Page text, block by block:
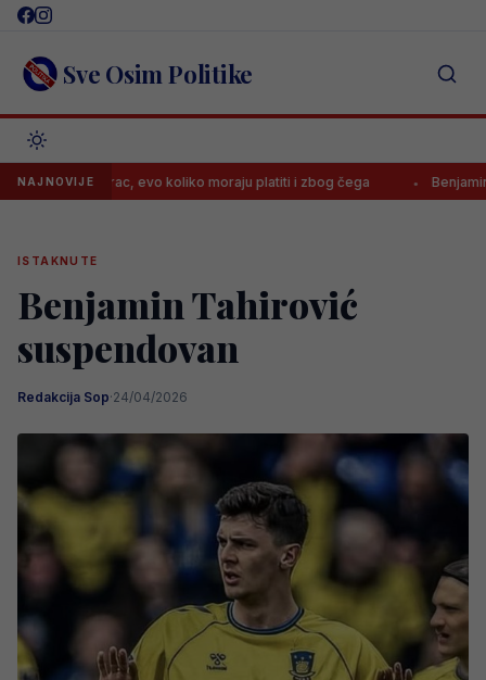
Skip
content Sve Osim Politike
NAJNOVIJE
Borac, evo koliko moraju platiti i zbog čega Benjamin Šehić
ISTAKNUTE
Benjamin Tahirović
suspendovan
Redakcija Sop·24/04/2026